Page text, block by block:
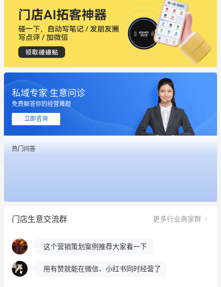
私域专家 生意问诊
免费解答你的经营难题
立即咨询
热门问答
门店生意交流群 更多行业商家群
这个营销策划案例推荐大家看一下
用有赞就能在微信、小红书同时经营了
冰墩墩货源充足需要的联系我
这个营销策划案例推荐大家看一下
用有赞就能在微信、小红书同时经营了
餐饮也得靠私域和服务提高竞争力